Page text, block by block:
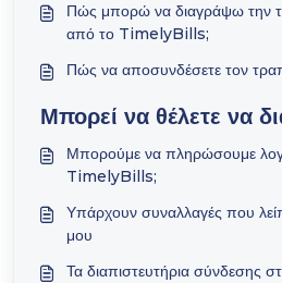
Πώς μπορώ να διαγράψω την
από το TimelyBills;
Πώς να αποσυνδέσετε τον
Μπορεί να θέλετε να
Μπορούμε να πληρώσουμε
TimelyBills;
Υπάρχουν συναλλαγές που
μου
Τα διαπιστευτήρια σύνδεσης